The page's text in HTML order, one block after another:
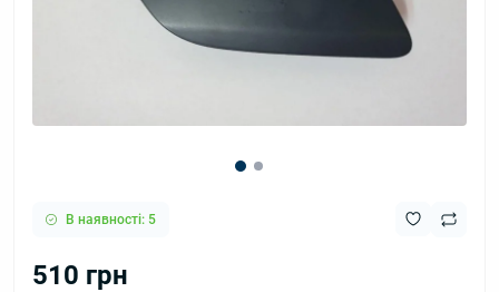
В наявності: 5
510 грн